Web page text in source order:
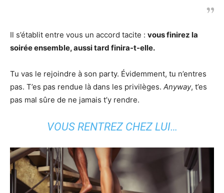
Il s’établit entre vous un accord tacite : vous finirez la
soirée ensemble, aussi tard finira-t-elle.
Tu vas le rejoindre à son party. Évidemment, tu n’entres
pas. T’es pas rendue là dans les privilèges. Anyway, t’es
pas mal sûre de ne jamais t’y rendre.
VOUS RENTREZ CHEZ LUI…